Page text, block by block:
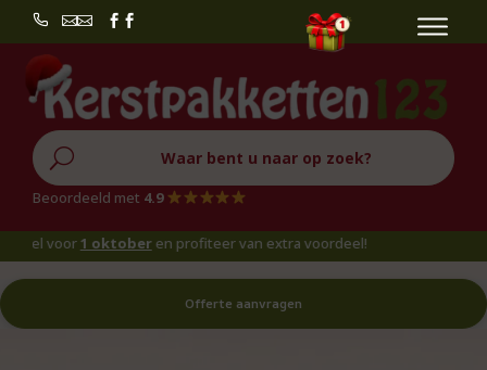
 
U
Beoordeeld met 4.9
voor1 oktoberen profiteer van extra voordeel!
Offerte aanvragen